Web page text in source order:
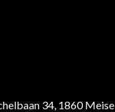
34, 1860 Meise